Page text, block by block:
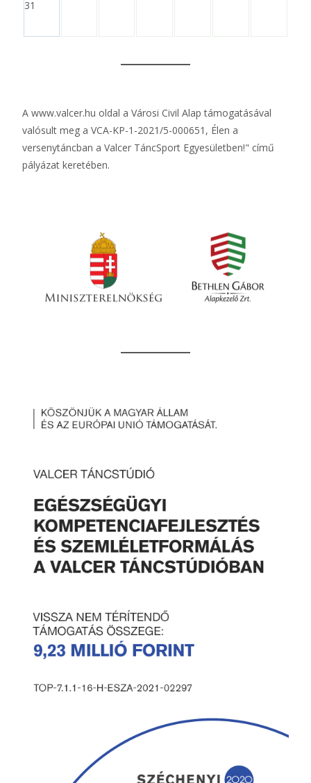
31
A www.valcer.hu oldal a Városi Civil Alap támogatásával
valósult meg a VCA-KP-1-2021/5-000651, Élen a
versenytáncban a Valcer TáncSport Egyesületben!" című
pályázat keretében.